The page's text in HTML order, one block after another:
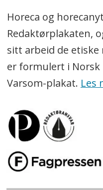
Horeca og
Redaktørplakaten,
sitt arbeid de
er formulert i
Varsom-plakat. Les